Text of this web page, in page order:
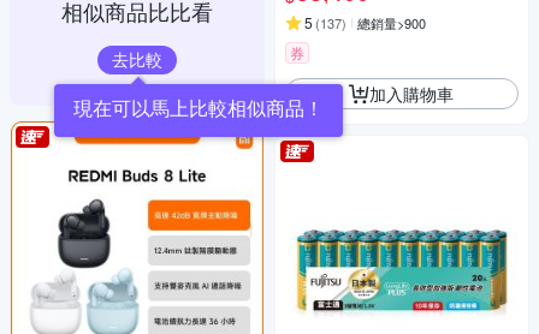
相似商品比比看
去比較
現在可以馬上比較相似商品！
5 (137) 總銷量>900
券
加入購物車